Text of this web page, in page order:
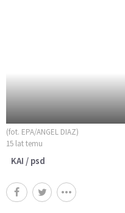
(fot. EPA/ANGEL DIAZ)
15 lat temu
KAI / psd